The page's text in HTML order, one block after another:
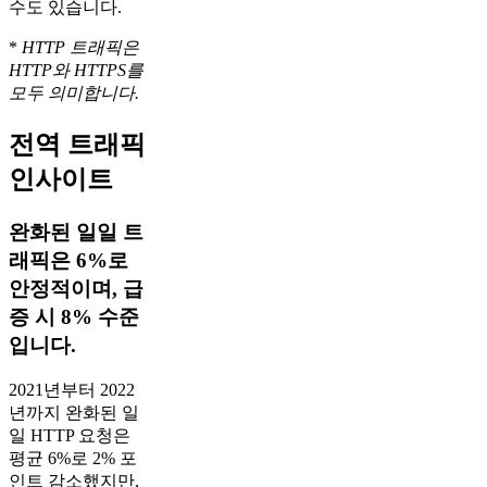
수도 있습니다.
* HTTP 트래픽은
HTTP와 HTTPS를
모두 의미합니다.
전역 트래픽
인사이트
완화된 일일 트
래픽은 6%로
안정적이며, 급
증 시 8% 수준
입니다.
2021년부터 2022
년까지 완화된 일
일 HTTP 요청은
평균 6%로 2% 포
인트 감소했지만,